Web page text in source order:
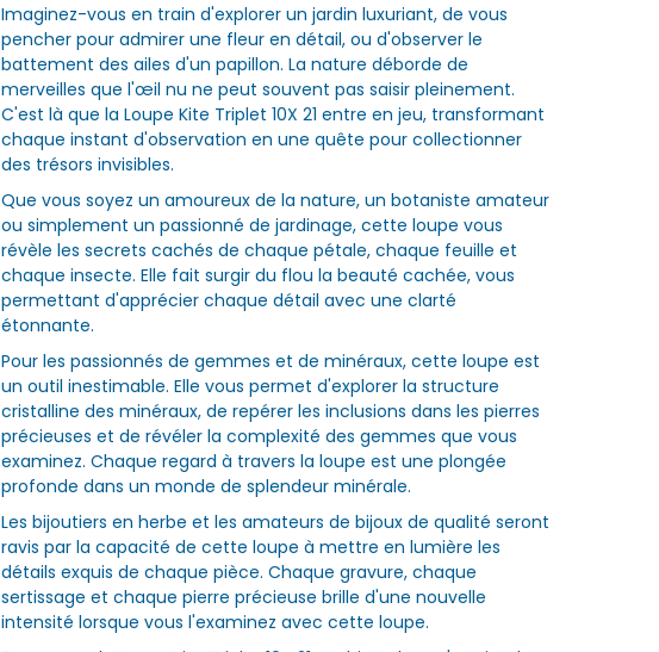
Imaginez-vous en train d'explorer un jardin luxuriant, de vous
pencher pour admirer une fleur en détail, ou d'observer le
battement des ailes d'un papillon. La nature déborde de
merveilles que l'œil nu ne peut souvent pas saisir pleinement.
C'est là que la Loupe Kite Triplet 10X 21 entre en jeu, transformant
chaque instant d'observation en une quête pour collectionner
des trésors invisibles.
Que vous soyez un amoureux de la nature, un botaniste amateur
ou simplement un passionné de jardinage, cette loupe vous
révèle les secrets cachés de chaque pétale, chaque feuille et
chaque insecte. Elle fait surgir du flou la beauté cachée, vous
permettant d'apprécier chaque détail avec une clarté
étonnante.
Pour les passionnés de gemmes et de minéraux, cette loupe est
un outil inestimable. Elle vous permet d'explorer la structure
cristalline des minéraux, de repérer les inclusions dans les pierres
précieuses et de révéler la complexité des gemmes que vous
examinez. Chaque regard à travers la loupe est une plongée
profonde dans un monde de splendeur minérale.
Les bijoutiers en herbe et les amateurs de bijoux de qualité seront
ravis par la capacité de cette loupe à mettre en lumière les
détails exquis de chaque pièce. Chaque gravure, chaque
sertissage et chaque pierre précieuse brille d'une nouvelle
intensité lorsque vous l'examinez avec cette loupe.